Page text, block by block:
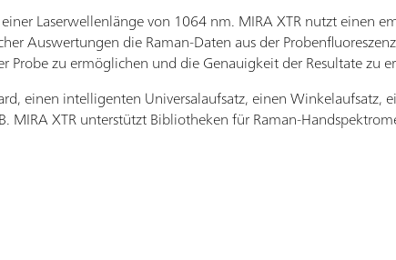
Laserwellenlänge von 1064 nm. MIRA XTR nutzt einen
Auswertungen die Raman-Daten aus der
Probe zu ermöglichen und die Genauigkeit der Resultate zu
einen intelligenten Universalaufsatz, einen Winkelaufsatz,
MIRA XTR unterstützt Bibliotheken für Raman-